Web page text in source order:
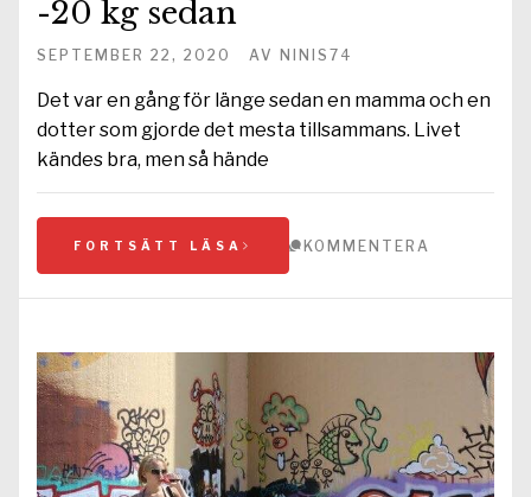
-20 kg sedan
SEPTEMBER 22, 2020 AV NINIS74
Det var en gång för länge sedan en mamma och en
dotter som gjorde det mesta tillsammans. Livet
kändes bra, men så hände
FORTSÄTT LÄSA KOMMENTERA